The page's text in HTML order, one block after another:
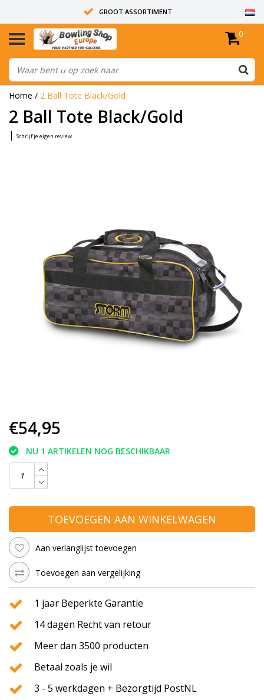
GROOT ASSORTIMENT
14 DAGEN RETOUR RECHT
ALLE BOWLINGBALLEN ZIJN ONGEBOORD
0
Home / 2 Ball Tote Black/Gold
2 Ball Tote Black/Gold
| Schrijf je eigen review
€54,95
NU 1 ARTIKELEN NOG BESCHIKBAAR
TOEVOEGEN AAN WINKELWAGEN
Aan verlanglijst toevoegen
Toevoegen aan vergelijking
1 jaar Beperkte Garantie
14 dagen Recht van retour
Meer dan 3500 producten
Betaal zoals je wil
3 - 5 werkdagen + Bezorgtijd PostNL